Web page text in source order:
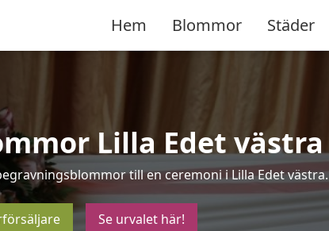
Hem Blommor Städer
Lilla Edet västra
till en ceremoni i Lilla Edet västra.
Se urvalet här!